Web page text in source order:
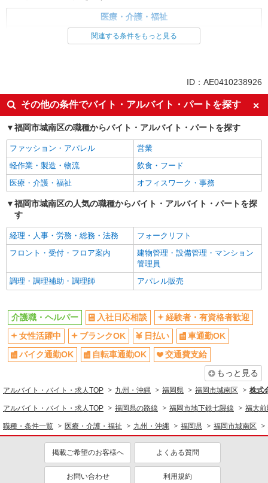
医療・介護・福祉
交通費支給
社会保険あり
関連する条件をもっと見る
ID：AE0410238926
その他の条件でバイト・アルバイト・パートを探す
福岡市城南区の職種からバイト・アルバイト・パートを探す
ファッション・アパレル
営業
軽作業・製造・物流
飲食・フード
医療・介護・福祉
オフィスワーク・事務
福岡市城南区の人気の職種からバイト・アルバイト・パートを探
す
経理・人事・労務・総務・法務
フォークリフト
フロント・受付・フロア案内
建物管理・設備管理・マンション
管理員
調理・調理補助・調理師
アパレル販売
介護職・ヘルパー 入社日応相談
経験者・有資格者歓迎
女性活躍中
ブランクOK 日払い
車通勤OK
バイク通勤OK
自転車通勤OK
交通費支給
もっと見る
アルバイト・バイト・求人TOP 九州・沖縄 福岡県 福岡市城南区 株式
アルバイト・バイト・求人TOP 福岡県の路線 福岡市地下鉄七隈線 福大
職種・条件一覧 医療・介護・福祉 九州・沖縄 福岡県 福岡市城南区
掲載ご希望のお客様へ よくある質問
お問い合わせ 利用規約